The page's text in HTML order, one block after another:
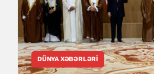
DÜNYA XƏBƏRLƏRI